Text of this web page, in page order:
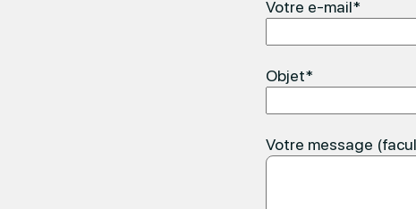
Votre e-mail*
Objet*
Votre message